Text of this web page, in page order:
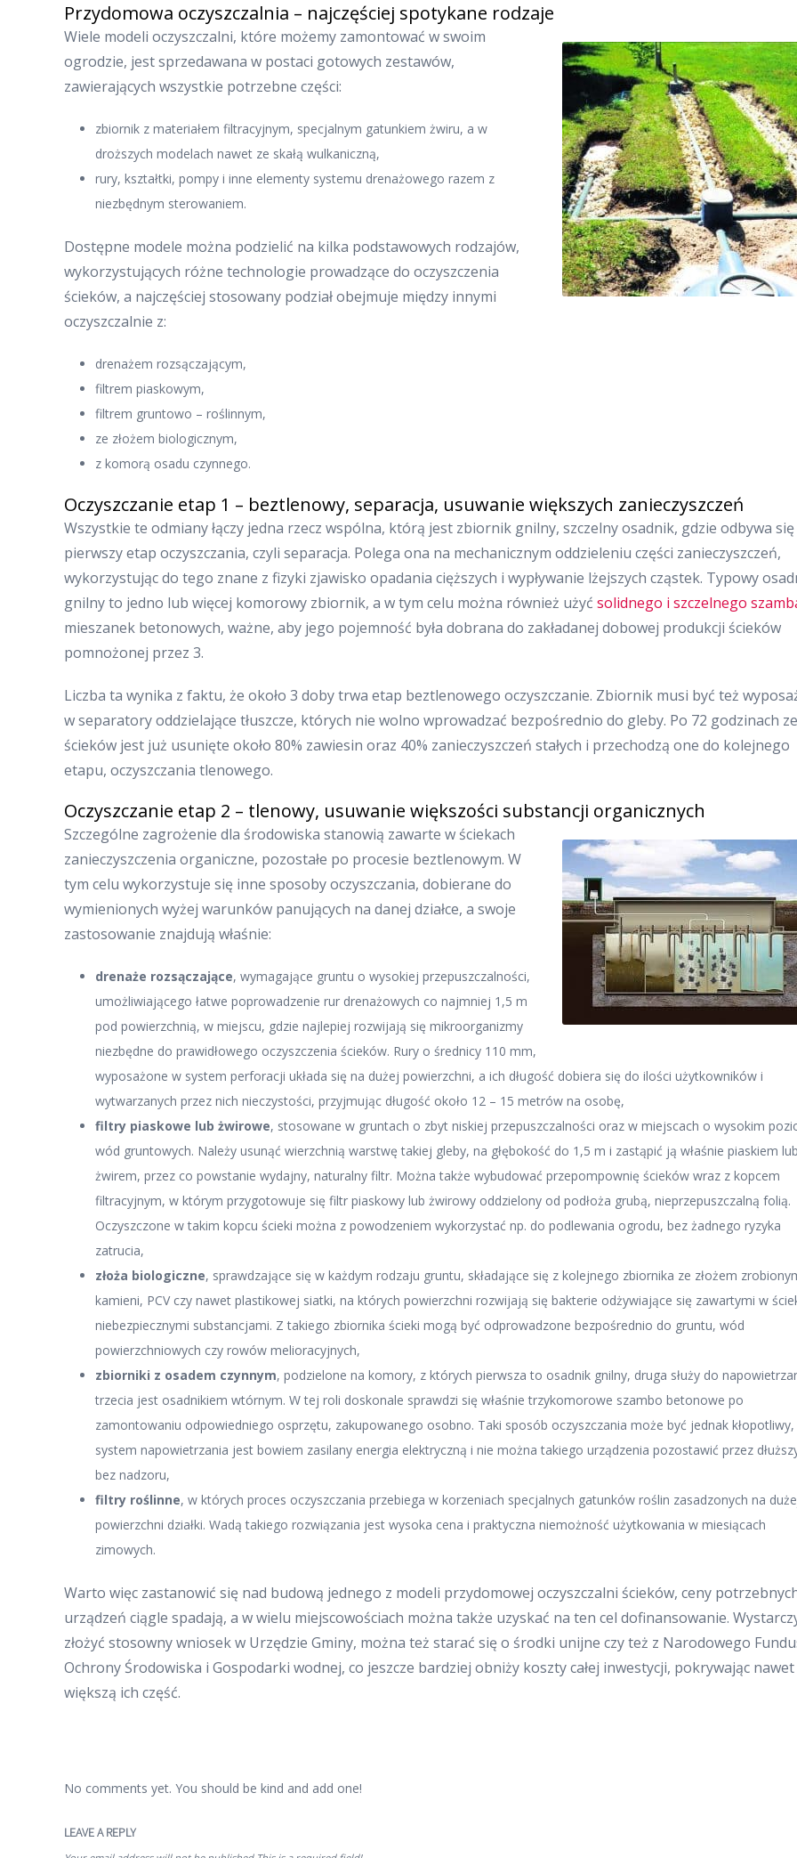
Przydomowa oczyszczalnia – najczęściej spotykane rodzaje
Wiele modeli oczyszczalni, które możemy zamontować w swoim
ogrodzie, jest sprzedawana w postaci gotowych zestawów,
zawierających wszystkie potrzebne części:
zbiornik z materiałem filtracyjnym, specjalnym gatunkiem żwiru, a w
droższych modelach nawet ze skałą wulkaniczną,
rury, kształtki, pompy i inne elementy systemu drenażowego razem z
niezbędnym sterowaniem.
Dostępne modele można podzielić na kilka podstawowych rodzajów,
wykorzystujących różne technologie prowadzące do oczyszczenia
ścieków, a najczęściej stosowany podział obejmuje między innymi
oczyszczalnie z:
drenażem rozsączającym,
filtrem piaskowym,
filtrem gruntowo – roślinnym,
ze złożem biologicznym,
z komorą osadu czynnego.
Oczyszczanie etap 1 – beztlenowy, separacja, usuwanie większych zanieczyszczeń
Wszystkie te odmiany łączy jedna rzecz wspólna, którą jest zbiornik gnilny, szczelny osadnik, gdzie odbywa się
pierwszy etap oczyszczania, czyli separacja. Polega ona na mechanicznym oddzieleniu części zanieczyszczeń,
wykorzystując do tego znane z fizyki zjawisko opadania cięższych i wypływanie lżejszych cząstek. Typowy
gnilny to jedno lub więcej komorowy zbiornik, a w tym celu można również użyć solidnego i szczelnego
mieszanek betonowych, ważne, aby jego pojemność była dobrana do zakładanej dobowej produkcji ścieków
pomnożonej przez 3.
Liczba ta wynika z faktu, że około 3 doby trwa etap beztlenowego oczyszczanie. Zbiornik musi być też
w separatory oddzielające tłuszcze, których nie wolno wprowadzać bezpośrednio do gleby. Po 72 godzinach ze
ścieków jest już usunięte około 80% zawiesin oraz 40% zanieczyszczeń stałych i przechodzą one do kolejnego
etapu, oczyszczania tlenowego.
Oczyszczanie etap 2 – tlenowy, usuwanie większości substancji organicznych
Szczególne zagrożenie dla środowiska stanowią zawarte w ściekach
zanieczyszczenia organiczne, pozostałe po procesie beztlenowym. W
tym celu wykorzystuje się inne sposoby oczyszczania, dobierane do
wymienionych wyżej warunków panujących na danej działce, a swoje
zastosowanie znajdują właśnie:
drenaże rozsączające, wymagające gruntu o wysokiej przepuszczalności,
umożliwiającego łatwe poprowadzenie rur drenażowych co najmniej 1,5 m
pod powierzchnią, w miejscu, gdzie najlepiej rozwijają się mikroorganizmy
niezbędne do prawidłowego oczyszczenia ścieków. Rury o średnicy 110 mm,
wyposażone w system perforacji układa się na dużej powierzchni, a ich długość dobiera się do ilości użytkowników i
wytwarzanych przez nich nieczystości, przyjmując długość około 12 – 15 metrów na osobę,
filtry piaskowe lub żwirowe, stosowane w gruntach o zbyt niskiej przepuszczalności oraz w miejscach o wysokim
wód gruntowych. Należy usunąć wierzchnią warstwę takiej gleby, na głębokość do 1,5 m i zastąpić ją właśnie piaskiem lub
żwirem, przez co powstanie wydajny, naturalny filtr. Można także wybudować przepompownię ścieków wraz z kopcem
filtracyjnym, w którym przygotowuje się filtr piaskowy lub żwirowy oddzielony od podłoża grubą, nieprzepuszczalną folią.
Oczyszczone w takim kopcu ścieki można z powodzeniem wykorzystać np. do podlewania ogrodu, bez żadnego ryzyka
zatrucia,
złoża biologiczne, sprawdzające się w każdym rodzaju gruntu, składające się z kolejnego zbiornika ze złożem
kamieni, PCV czy nawet plastikowej siatki, na których powierzchni rozwijają się bakterie odżywiające się zawartymi w
niebezpiecznymi substancjami. Z takiego zbiornika ścieki mogą być odprowadzone bezpośrednio do gruntu, wód
powierzchniowych czy rowów melioracyjnych,
zbiorniki z osadem czynnym, podzielone na komory, z których pierwsza to osadnik gnilny, druga służy do
trzecia jest osadnikiem wtórnym. W tej roli doskonale sprawdzi się właśnie trzykomorowe szambo betonowe po
zamontowaniu odpowiedniego osprzętu, zakupowanego osobno. Taki sposób oczyszczania może być jednak kłopotliwy,
system napowietrzania jest bowiem zasilany energia elektryczną i nie można takiego urządzenia pozostawić przez
bez nadzoru,
filtry roślinne, w których proces oczyszczania przebiega w korzeniach specjalnych gatunków roślin zasadzonych na
powierzchni działki. Wadą takiego rozwiązania jest wysoka cena i praktyczna niemożność użytkowania w miesiącach
zimowych.
Warto więc zastanowić się nad budową jednego z modeli przydomowej oczyszczalni ścieków, ceny
urządzeń ciągle spadają, a w wielu miejscowościach można także uzyskać na ten cel dofinansowanie.
złożyć stosowny wniosek w Urzędzie Gminy, można też starać się o środki unijne czy też z Narodowego
Ochrony Środowiska i Gospodarki wodnej, co jeszcze bardziej obniży koszty całej inwestycji, pokrywając nawet
większą ich część.
No comments yet. You should be kind and add one!
LEAVE A REPLY